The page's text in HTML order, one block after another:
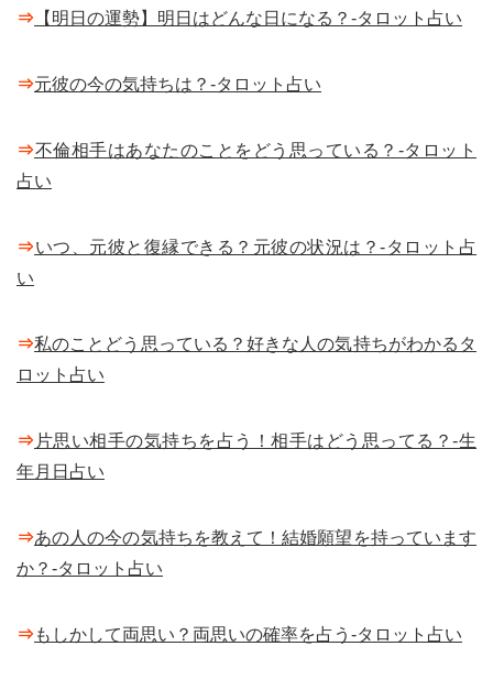
⇒ 【明日の運勢】明日はどんな日になる？-タロット占い
⇒元彼の今の気持ちは？-タロット占い
⇒不倫相手はあなたのことをどう思っている？-タロット
占い
⇒いつ、元彼と復縁できる？元彼の状況は？-タロット占
い
⇒私のことどう思っている？好きな人の気持ちがわかるタ
ロット占い
⇒ 片思い相手の気持ちを占う！相手はどう思ってる？-生
年月日占い
⇒あの人の今の気持ちを教えて！結婚願望を持っています
か？-タロット占い
⇒もしかして両思い？両思いの確率を占う-タロット占い